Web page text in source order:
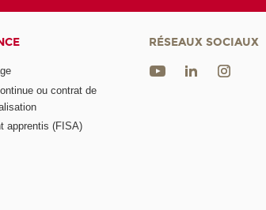
ou contrat de
apprentis (FISA)
RÉSEAUX SOCIAUX